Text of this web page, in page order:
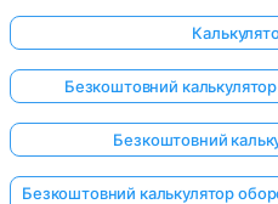
Безкоштовний
Безкоштовний
Безкоштовний калькулятор